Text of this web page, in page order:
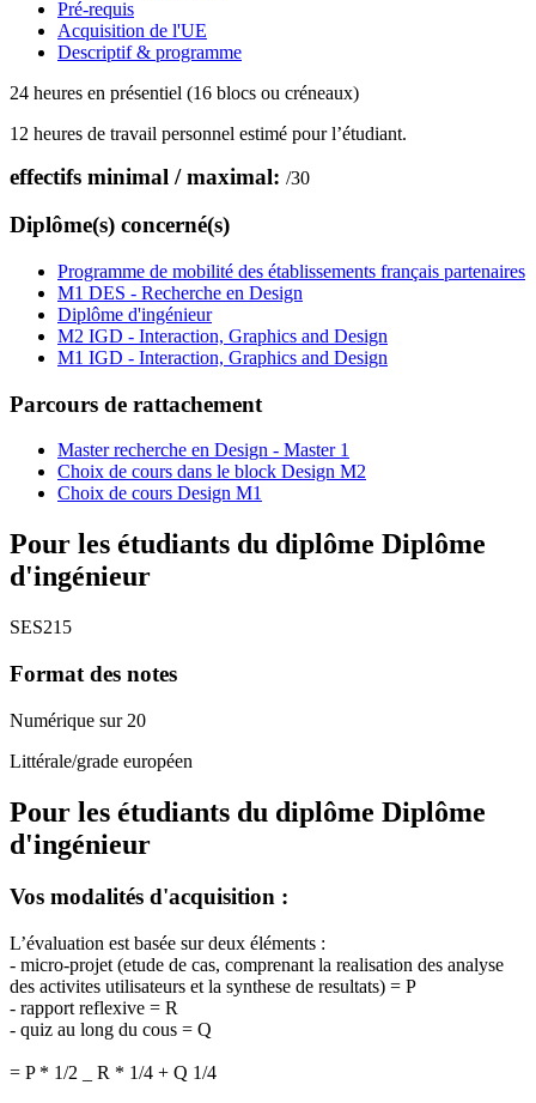
Pré-requis
Acquisition de l'UE
Descriptif & programme
24 heures en présentiel (16 blocs ou créneaux)
12 heures de travail personnel estimé pour l’étudiant.
effectifs minimal / maximal: /30
Diplôme(s) concerné(s)
Programme de mobilité des établissements français partenaires
M1 DES - Recherche en Design
Diplôme d'ingénieur
M2 IGD - Interaction, Graphics and Design
M1 IGD - Interaction, Graphics and Design
Parcours de rattachement
Master recherche en Design - Master 1
Choix de cours dans le block Design M2
Choix de cours Design M1
Pour les étudiants du diplôme Diplôme
d'ingénieur
SES215
Format des notes
Numérique sur 20
Littérale/grade européen
Pour les étudiants du diplôme Diplôme
d'ingénieur
Vos modalités d'acquisition :
L’évaluation est basée sur deux éléments :
- micro-projet (etude de cas, comprenant la realisation des analyse
des activites utilisateurs et la synthese de resultats) = P
- rapport reflexive = R
- quiz au long du cous = Q
= P * 1/2 _ R * 1/4 + Q 1/4